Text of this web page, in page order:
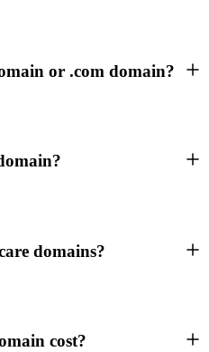
or .com domain?
domains?
cost?